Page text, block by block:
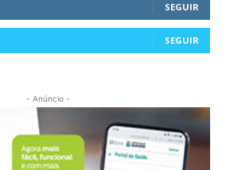
SEGUIR
SEGUIR
- Anúncio -